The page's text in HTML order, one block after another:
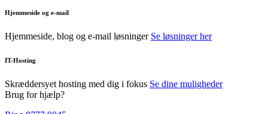
Hjemmeside og e-mail
Hjemmeside, blog og e-mail løsninger Se løsninger her
IT-Hosting
Skræddersyet hosting med dig i fokus Se dine muligheder
Brug for hjælp?